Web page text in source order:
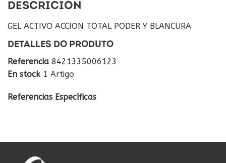
DESCRICIÓN
GEL ACTIVO ACCION TOTAL PODER Y BLANCURA
DETALLES DO PRODUTO
Referencia 8421335006123
En stock 1 Artigo
Referencias Específicas